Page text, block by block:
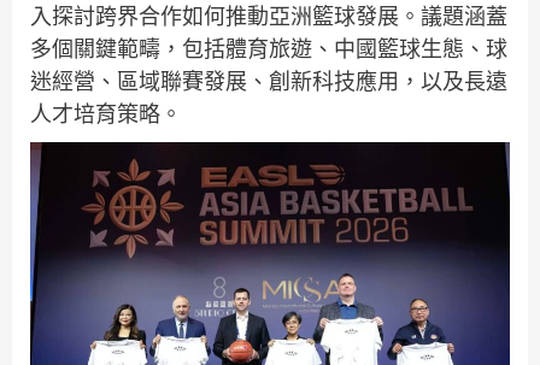
入探討跨界合作如何推動亞洲籃球發展。議題涵蓋
多個關鍵範疇，包括體育旅遊、中國籃球生態、球
迷經營、區域聯賽發展、創新科技應用，以及長遠
人才培育策略。